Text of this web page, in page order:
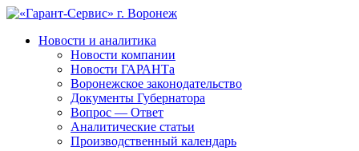
Новости и аналитика
Новости компании
Новости ГАРАНТа
Воронежское законодательство
Документы Губернатора
Вопрос — Ответ
Аналитические статьи
Производственный календарь